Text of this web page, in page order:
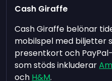
Cash Giraffe
Cash Giraffe belönar
mobilspel med biljetter
presentkort och
som stöds inkluderar
och H&M.